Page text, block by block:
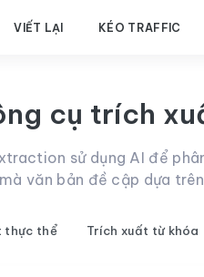
VIẾT LẠI KÉO TRAFFIC
cụ trích
sử dụng AI để
văn bản đề cập dựa
thực thể Trích xuất từ khóa